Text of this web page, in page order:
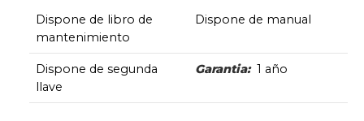
Dispone de libro de
mantenimiento
Dispone de manual
Dispone de segunda
llave
Garantia: 1 año